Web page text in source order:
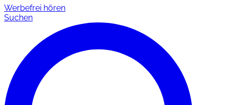
Werbefrei hören
Suchen